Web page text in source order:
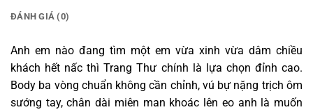
ĐÁNH GIÁ (0)
Anh em nào đang tìm một em vừa xinh vừa dâm chiều
khách hết nấc thì Trang Thư chính là lựa chọn đỉnh cao.
Body ba vòng chuẩn không cần chỉnh, vú bự nặng trịch ôm
sướng tay, chân dài miên man khoác lên eo anh là muốn